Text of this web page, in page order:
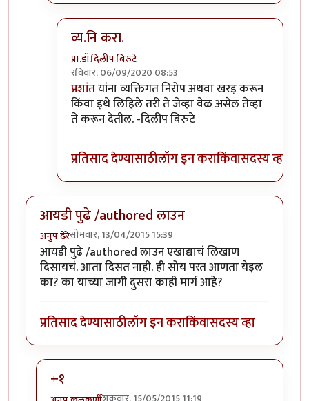
व्य.नि करा.
प्रा.डॉ.दिलीप बिरुटे
रविवार, 06/09/2020 08:53
In reply toUser name changebyOnShree
प्रशांतयांना व्यक्तिगत निरोप अथवा खरड़ करून
किंवा इथे लिहिले तरी ते जेव्हा वेळ असेल तेव्हा
ते करून देतील. -दिलीप बिरुटे
प्रतिसाद देण्यासाठीलॉग इन कराकिंवासदस्य व्हा
आयडी पुढे /authored लाउन
अनुप ढेरेसोमवार, 13/04/2015 15:39
आयडी पुढे /authored लाउन एखाद्याचं लिखाण
दिसायचं. आता दिसत नाही. ही सोय परत आणता येइल
का? का याच्या जागी दुसरा काही मार्ग आहे?
प्रतिसाद देण्यासाठीलॉग इन कराकिंवासदस्य व्हा
+१